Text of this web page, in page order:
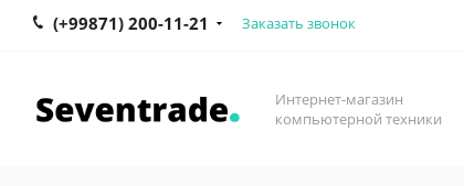
(+99871) 200-11-21 Заказать звонок
Интернет-магазин
компьютерной техники